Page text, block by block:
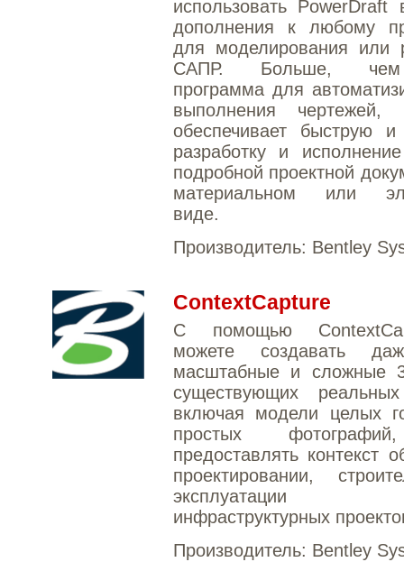
использовать PowerDraft
дополнения к любому
для моделирования или
САПР. Больше, чем
программа для
выполнения чертежей,
обеспечивает быструю
разработку и
подробной проектной
материальном или
виде.
Производитель: Bentley
ContextCapture
С помощью
можете создавать
масштабные и сложные
существующих
включая модели целых
простых
предоставлять контекст
проектировании,
эксплуатации
инфраструктурных
Производитель: Bentley